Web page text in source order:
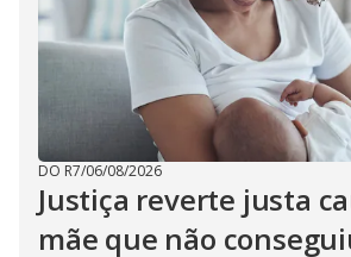
DO R7/06/08/2026
Justiça reverte justa
mãe que não